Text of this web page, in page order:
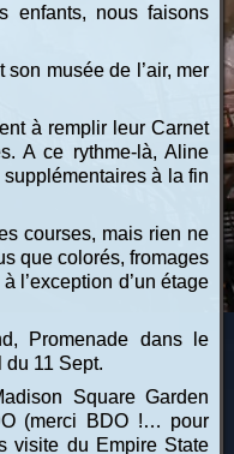
enfants, nous faisons
musée de l’air, mer
à remplir leur Carnet
A ce rythme-là, Aline
à la fin
courses, mais rien ne
que colorés, fromages
l’exception d’un étage
Promenade dans le
du 11 Sept.
Square Garden
(merci BDO !… pour
visite du Empire State